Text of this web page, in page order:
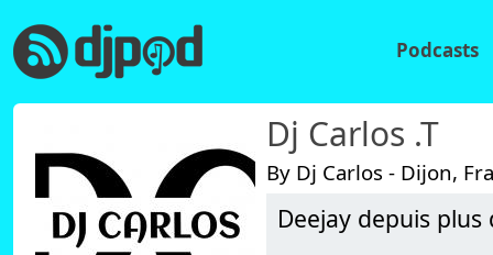
Podcasts
Dj Carlos .T
By Dj Carlos - Dijon,
Deejay depuis plus
Link: